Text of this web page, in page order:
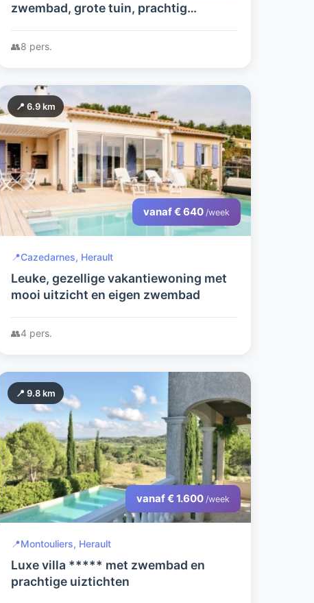
zwembad, grote tuin, prachtig
👥8 pers.
📍 6.9 km
vanaf € 640 /week
📍Cazedarnes, Herault
Leuke, gezellige vakantiewoning met
mooi uitzicht en eigen zwembad
👥4 pers.
📍 9.8 km
vanaf € 1.600 /week
📍Montouliers, Herault
Luxe villa ***** met zwembad en
prachtige uiztichten